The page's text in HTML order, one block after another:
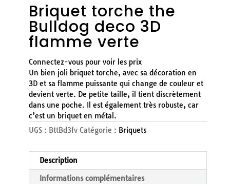
Briquet torche the
Bulldog deco 3D
flamme verte
Connectez-vous pour voir les prix
Un bien joli briquet torche, avec sa décoration en
3D et sa flamme puissante qui change de couleur et
devient verte. De petite taille, il tient discrètement
dans une poche. Il est également très robuste, car
c’est un briquet en métal.
UGS : BttBd3fv Catégorie : Briquets
Description
Informations complémentaires